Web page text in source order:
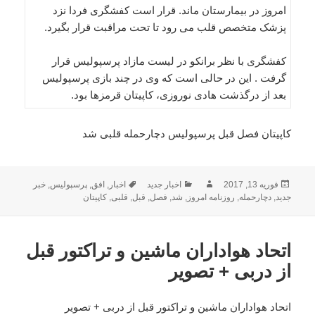
امروز در بیمارستان ماند. قرار است کفشگری فردا نزد
پزشک متخصص قلب می رود تا تحت مراقبت قرار بگیرد.
کفشگری با نظر برانکو در لیست مازاد پرسپولیس قرار
گرفت . این در حالی است که وی در چند بازی پرسپولیس
بعد از درگذشت هادی نوروزی، کاپیتان قرمزها بود.
کاپیتان فصل قبل پرسپولیس دچارحمله قلبی شد
ارسال
شده
فوریه 13, 2017 نویسندهدسته‌ها
اخبار جدید برچسب‌ها
اخبار, افق,پرسپولیس,خبر
جدید,دچارحمله, روزنامه امروز, شد, فصل, قبل, قلبی,کاپیتان
اتحاد هواداران ماشین و تراکتور قبل
از دربی + تصویر
اتحاد هواداران ماشین و تراکتور قبل از دربی + تصویر